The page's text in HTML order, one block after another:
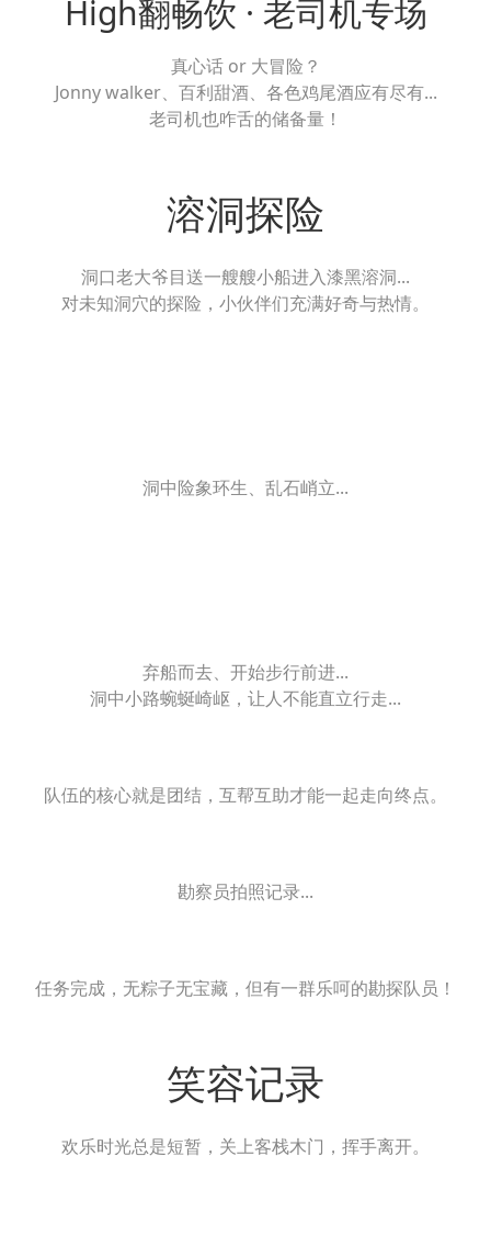
High翻畅饮 · 老司机专场
真心话 or 大冒险？
Jonny walker、百利甜酒、各色鸡尾酒应有尽有...
老司机也咋舌的储备量！
溶洞探险
洞口老大爷目送一艘艘小船进入漆黑溶洞...
对未知洞穴的探险，小伙伴们充满好奇与热情。
洞中险象环生、乱石峭立...
弃船而去、开始步行前进...
洞中小路蜿蜒崎岖，让人不能直立行走...
队伍的核心就是团结，互帮互助才能一起走向终点。
勘察员拍照记录...
任务完成，无粽子无宝藏，但有一群乐呵的勘探队员！
笑容记录
欢乐时光总是短暂，关上客栈木门，挥手离开。